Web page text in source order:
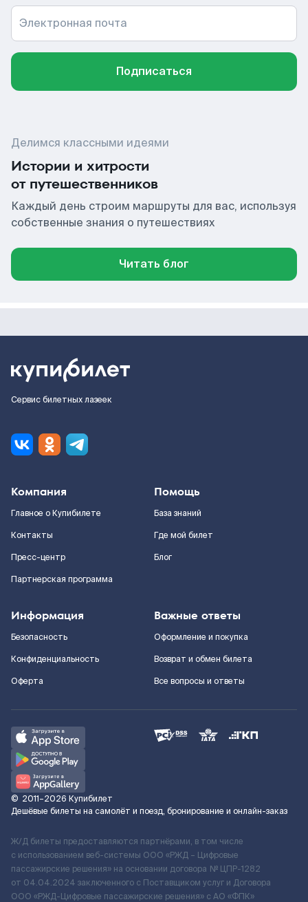
Электронная почта
Подписаться
Делимся классными идеями
Истории и хитрости
от путешественников
Каждый день строим маршруты для вас, используя
собственные знания о путешествиях
Читать блог
Сервис билетных лазеек
Компания
Главное о Купибилете
Контакты
Пресс-центр
Партнерская программа
Помощь
База знаний
Где мой билет
Блог
Информация
Безопасность
Конфиденциальность
Оферта
Важные ответы
Оформление и покупка
Возврат и обмен билета
Все вопросы и ответы
© 2011–2026 Купибилет
Дешёвые билеты на самолёт и поезд, бронирование и онлайн-заказ
Ж/Д билеты предоставляются партнёрами, в том числе
с использованием веб-системы ООО «РЖД – Цифровые
пассажирские решения» на основании договора № ЦПР-1282
от 04.04.2024 заключенного с Поставщиком услуг и Договора
ООО «РЖД-Цифровые пассажирские решения» c АО «ФПК»